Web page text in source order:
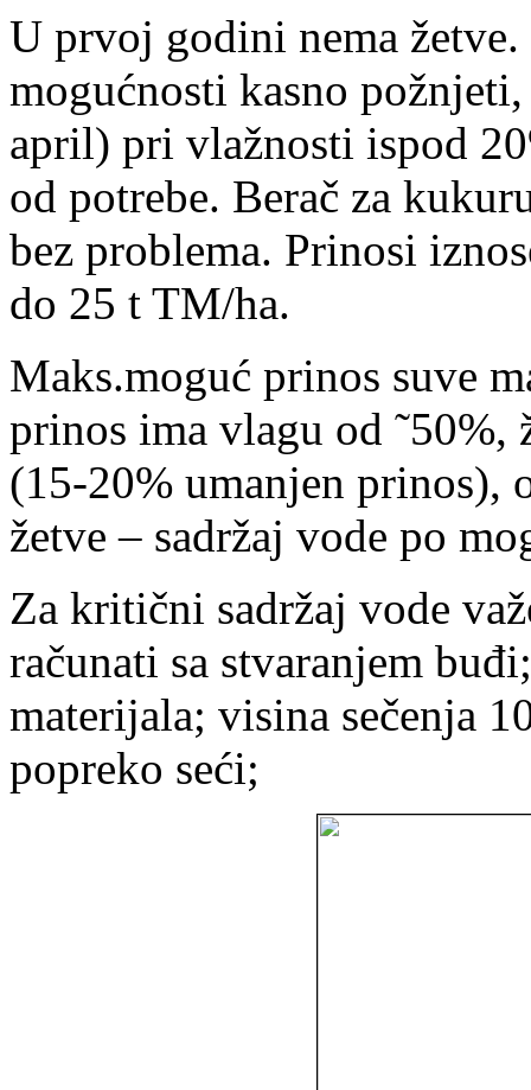
U prvoj godini nema
mogućnosti kasno
april) pri vlažnosti ispod
od potrebe. Berač za
bez problema. Prinosi
do 25 t TM/ha.
Maks.moguć prinos suve
prinos ima vlagu od
(15-20% umanjen prinos),
žetve – sadržaj vode po
Za kritični sadržaj vode
računati sa stvaranjem
materijala; visina sečenja
popreko seći;